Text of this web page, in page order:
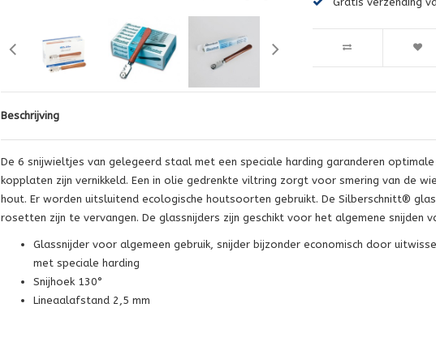
Beschrijving
De 6 snijwieltjes van gelegeerd staal met een speciale harding garanderen
kopplaten zijn vernikkeld. Een in olie gedrenkte viltring zorgt voor smering van de
hout. Er worden uitsluitend ecologische houtsoorten gebruikt. De Silberschnitt®
rosetten zijn te vervangen. De glassnijders zijn geschikt voor het algemene snijden
Glassnijder voor algemeen gebruik, snijder bijzonder economisch door
met speciale harding
Snijhoek 130°
Lineaalafstand 2,5 mm